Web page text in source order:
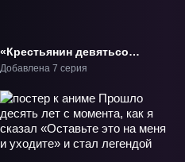
«Крестьянин девятьсот
девяносто девятого
Добавлена 7 серия